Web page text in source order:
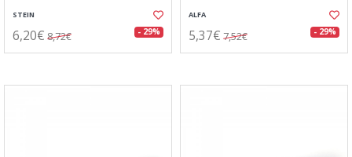
STEIN
6,20€ 8,72€ - 29%
ALFA
5,37€ 7,52€ - 29%